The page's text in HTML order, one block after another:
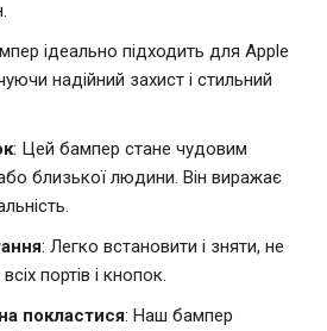
ідеально підходить для Apple
надійний захист і стильний
: Цей бампер стане чудовим
близької людини. Він виражає
: Легко встановити і зняти, не
портів і кнопок.
покластися: Наш бампер